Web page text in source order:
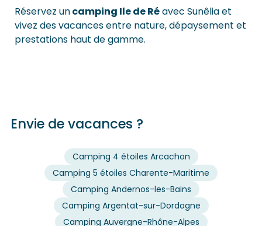
Réservez uncamping Ile de Réavec Sunêlia et
vivez des vacances entre nature, dépaysement et
prestations haut de gamme.
Envie de vacances ?
Camping 4 étoiles Arcachon
Camping 5 étoiles Charente-Maritime
Camping Andernos-les-Bains
Camping Argentat-sur-Dordogne
Camping Auvergne-Rhône-Alpes